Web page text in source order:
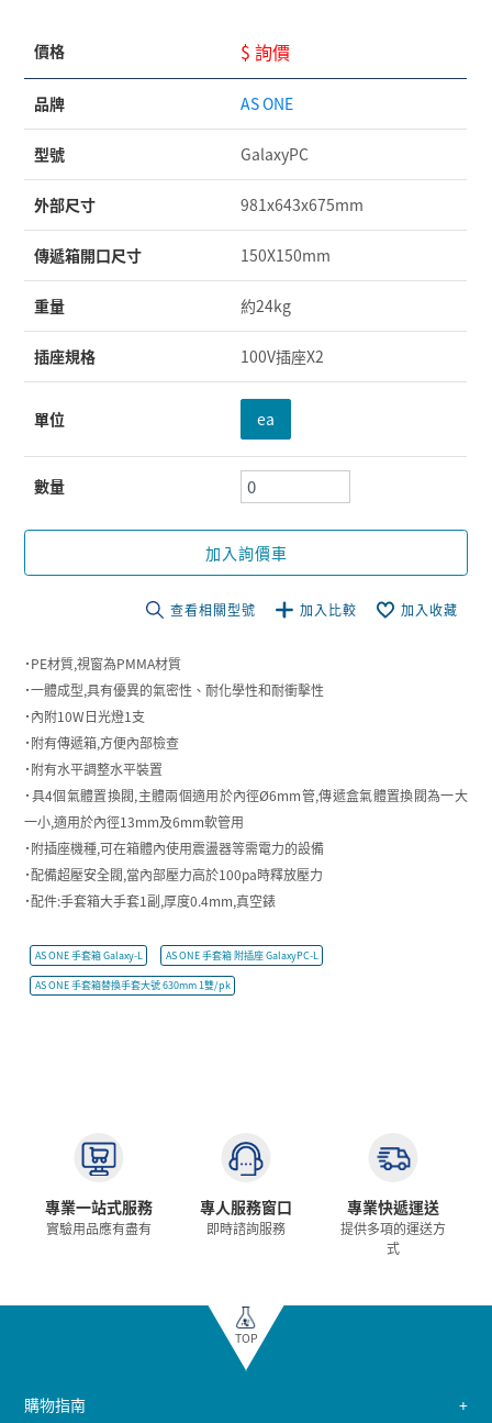
價格 $ 詢價
品牌 AS ONE
型號 GalaxyPC
外部尺寸 981x643x675mm
傳遞箱開口尺寸 150X150mm
重量 約24kg
插座規格 100V插座X2
單位 ea
數量
加入詢價車
查看相關型號 加入比較 加入收藏
˙PE材質,視窗為PMMA材質
˙一體成型,具有優異的氣密性、耐化學性和耐衝擊性
˙內附10W日光燈1支
˙附有傳遞箱,方便內部檢查
˙附有水平調整水平裝置
˙具4個氣體置換閥,主體兩個適用於內徑Ø6mm管,傳遞盒氣體置換閥為一大
一小,適用於內徑13mm及6mm軟管用
˙附插座機種,可在箱體內使用震盪器等需電力的設備
˙配備超壓安全閥,當內部壓力高於100pa時釋放壓力
˙配件:手套箱大手套1副,厚度0.4mm,真空錶
AS ONE 手套箱 Galaxy-L AS ONE 手套箱 附插座 GalaxyPC-L
AS ONE 手套箱替換手套大號 630mm 1雙/pk
專業一站式服務
實驗用品應有盡有
專人服務窗口
即時諮詢服務
專業快遞運送
提供多項的運送方
式
TOP
購物指南